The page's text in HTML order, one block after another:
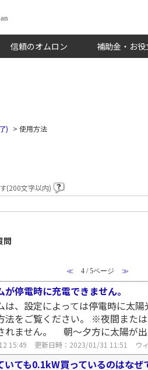
信頼のオムロン 補助金・お
) > 使用方法
(200文字以内)
問
≪ 4 / 5ページ ≫
停電時に充電できません。
は、設定によっては停電時に太
法をご覧ください。 ※夜間また
れません。 朝～夕方に太陽が出
15:49 更新日時：2023/01/31 11:51 ウ
ても0.1kW買っているのはなぜ